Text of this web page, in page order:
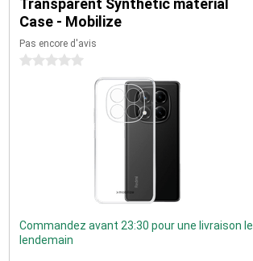
Transparent Synthetic material
Case - Mobilize
Pas encore d'avis
0 étoiles
Commandez avant 23:30 pour une livraison le
lendemain